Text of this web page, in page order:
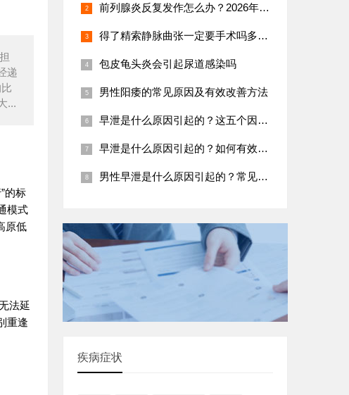
递
...
的标
模式
原低
法延
重逢
前列腺炎反复发作怎么办？2026年男科专家推荐治疗方案
得了精索静脉曲张一定要手术吗多久能恢复
包皮龟头炎会引起尿道感染吗
男性阳痿的常见原因及有效改善方法
早泄是什么原因引起的？这五个因素很常见
早泄是什么原因引起的？如何有效预防
男性早泄是什么原因引起的？常见五大病因
疾病症状